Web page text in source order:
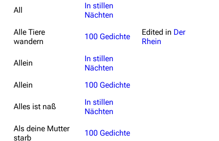
All
In stillen
Nächten
Alle Tiere
wandern
100 Gedichte Edited in Der
Rhein
Allein
In stillen
Nächten
Allein
100 Gedichte
Alles ist naß
In stillen
Nächten
Als deine Mutter
starb
100 Gedichte